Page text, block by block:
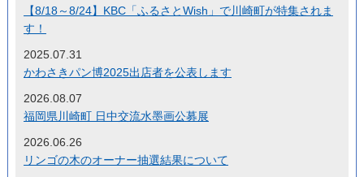
【8/18～8/24】KBC「ふるさとWish」で川崎町が特集されま
す！
2025.07.31
かわさきパン博2025出店者を公表します
2026.08.07
福岡県川崎町 日中交流水墨画公募展
2026.06.26
リンゴの木のオーナー抽選結果について